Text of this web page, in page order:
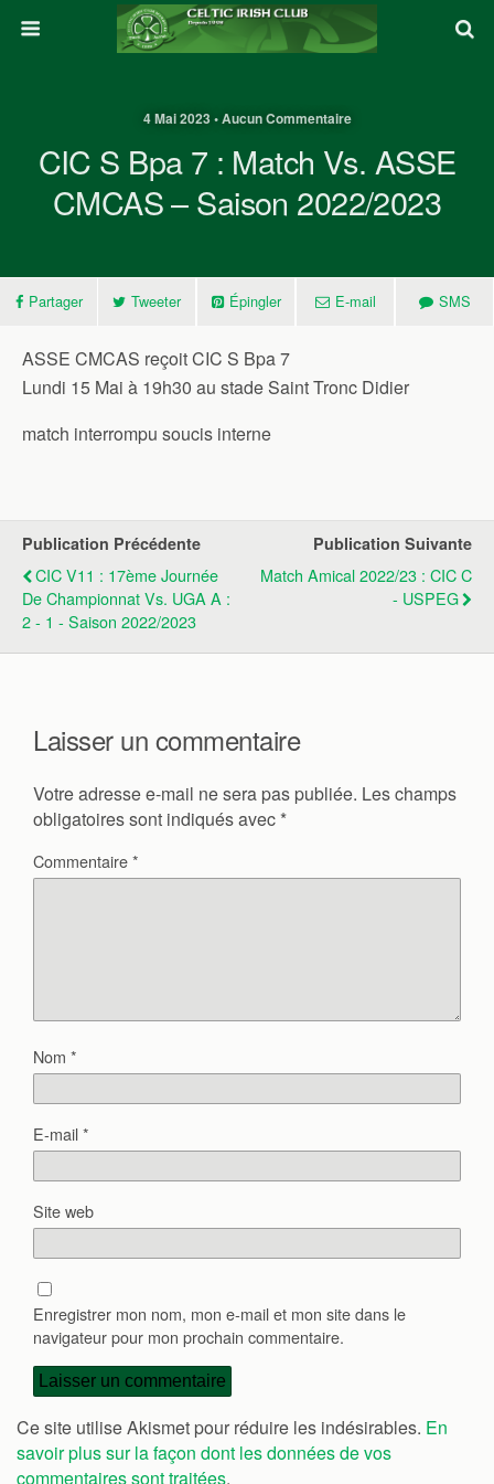
4 Mai 2023 • Aucun Commentaire
CIC S Bpa 7 : Match Vs. ASSE
CMCAS – Saison 2022/2023
Partager Tweeter Épingler E-mail SMS
ASSE CMCAS reçoit CIC S Bpa 7
Lundi 15 Mai à 19h30 au stade Saint Tronc Didier
match interrompu soucis interne
Publication Précédente
CIC V11 : 17ème Journée
De Championnat Vs. UGA A :
2 - 1 - Saison 2022/2023
Publication Suivante
Match Amical 2022/23 : CIC C
- USPEG
Laisser un commentaire
Votre adresse e-mail ne sera pas publiée. Les champs
obligatoires sont indiqués avec *
Commentaire*
Nom *
E-mail*
Site web
Enregistrer mon nom, mon e-mail et mon site dans le
navigateur pour mon prochain commentaire.
Ce site utilise Akismet pour réduire les indésirables. En
savoir plus sur la façon dont les données de vos
commentaires sont traitées.